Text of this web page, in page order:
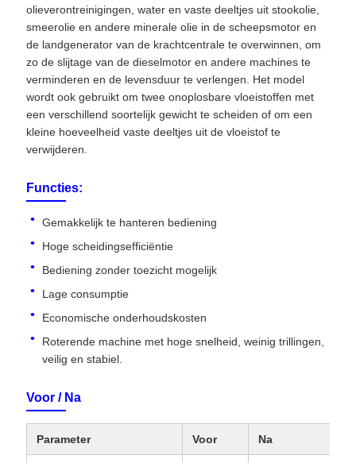
olieverontreinigingen, water en vaste deeltjes uit stookolie,
smeerolie en andere minerale olie in de scheepsmotor en
de landgenerator van de krachtcentrale te overwinnen, om
zo de slijtage van de dieselmotor en andere machines te
verminderen en de levensduur te verlengen. Het model
wordt ook gebruikt om twee onoplosbare vloeistoffen met
een verschillend soortelijk gewicht te scheiden of om een ​​
kleine hoeveelheid vaste deeltjes uit de vloeistof te
verwijderen.
Functies:
Gemakkelijk te hanteren bediening
Hoge scheidingsefficiëntie
Bediening zonder toezicht mogelijk
Lage consumptie
Economische onderhoudskosten
Roterende machine met hoge snelheid, weinig trillingen,
veilig en stabiel.
Voor / Na
Parameter Voor Na